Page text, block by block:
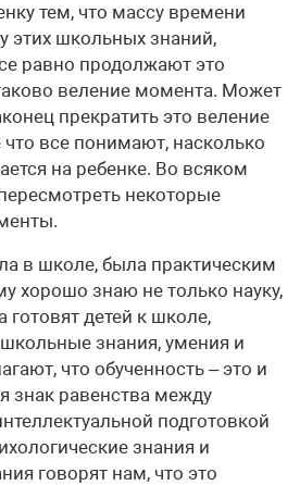
тем, что массу времени
этих школьных знаний,
равно продолжают это
веление момента. Может
прекратить это веление
все понимают, насколько
на ребенке. Во всяком
некоторые
в школе, была практическим
хорошо знаю не только науку,
готовят детей к школе,
знания, умения и
что обученность – это и
знак равенства между
подготовкой
знания и
говорят нам, что это